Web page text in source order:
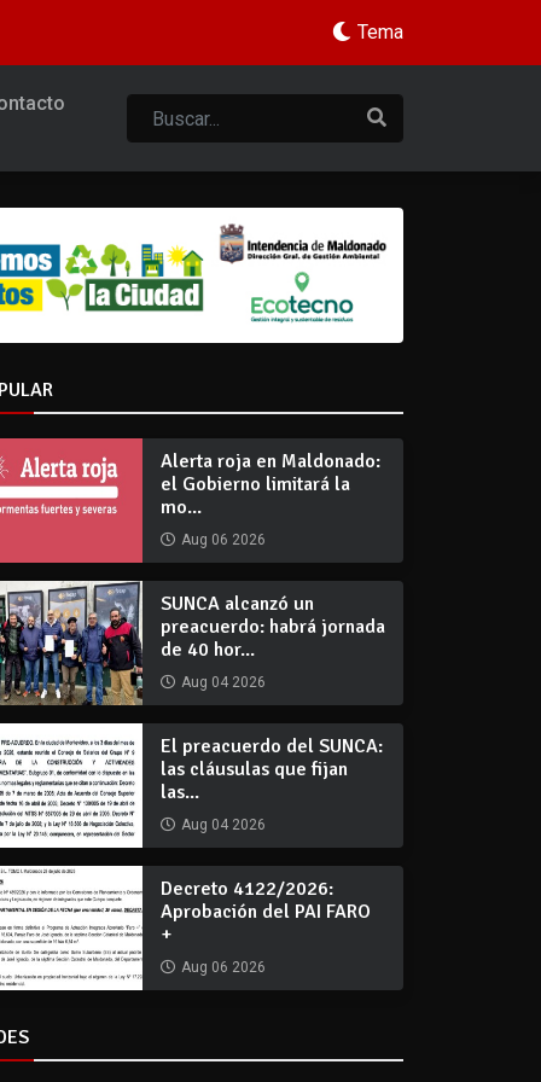
Tema
Alerta roja en Maldonado:
el Gobierno limitará la
mo...
Aug 06 2026
SUNCA alcanzó un
preacuerdo: habrá jornada
de 40 hor...
Aug 04 2026
El preacuerdo del SUNCA:
las cláusulas que fijan
las...
Aug 04 2026
Decreto 4122/2026:
Aprobación del PAI FARO
+
Aug 06 2026